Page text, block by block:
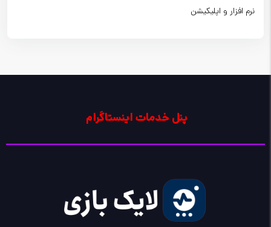
نرم افزار و اپلیکیشن
پنل خدمات اینستاگرام